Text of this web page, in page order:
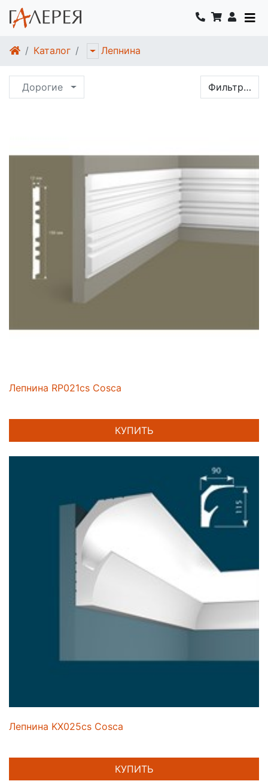
Каталог Лепнина
Дорогие Фильтр…
Лепнина RP021cs Cosca
КУПИТЬ
Лепнина KX025cs Cosca
КУПИТЬ